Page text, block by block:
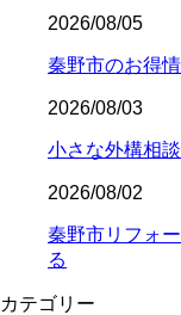
2026/08/05
秦野市のお得
2026/08/03
小さな外構相
2026/08/02
秦野市リフォ
る
カテゴリー